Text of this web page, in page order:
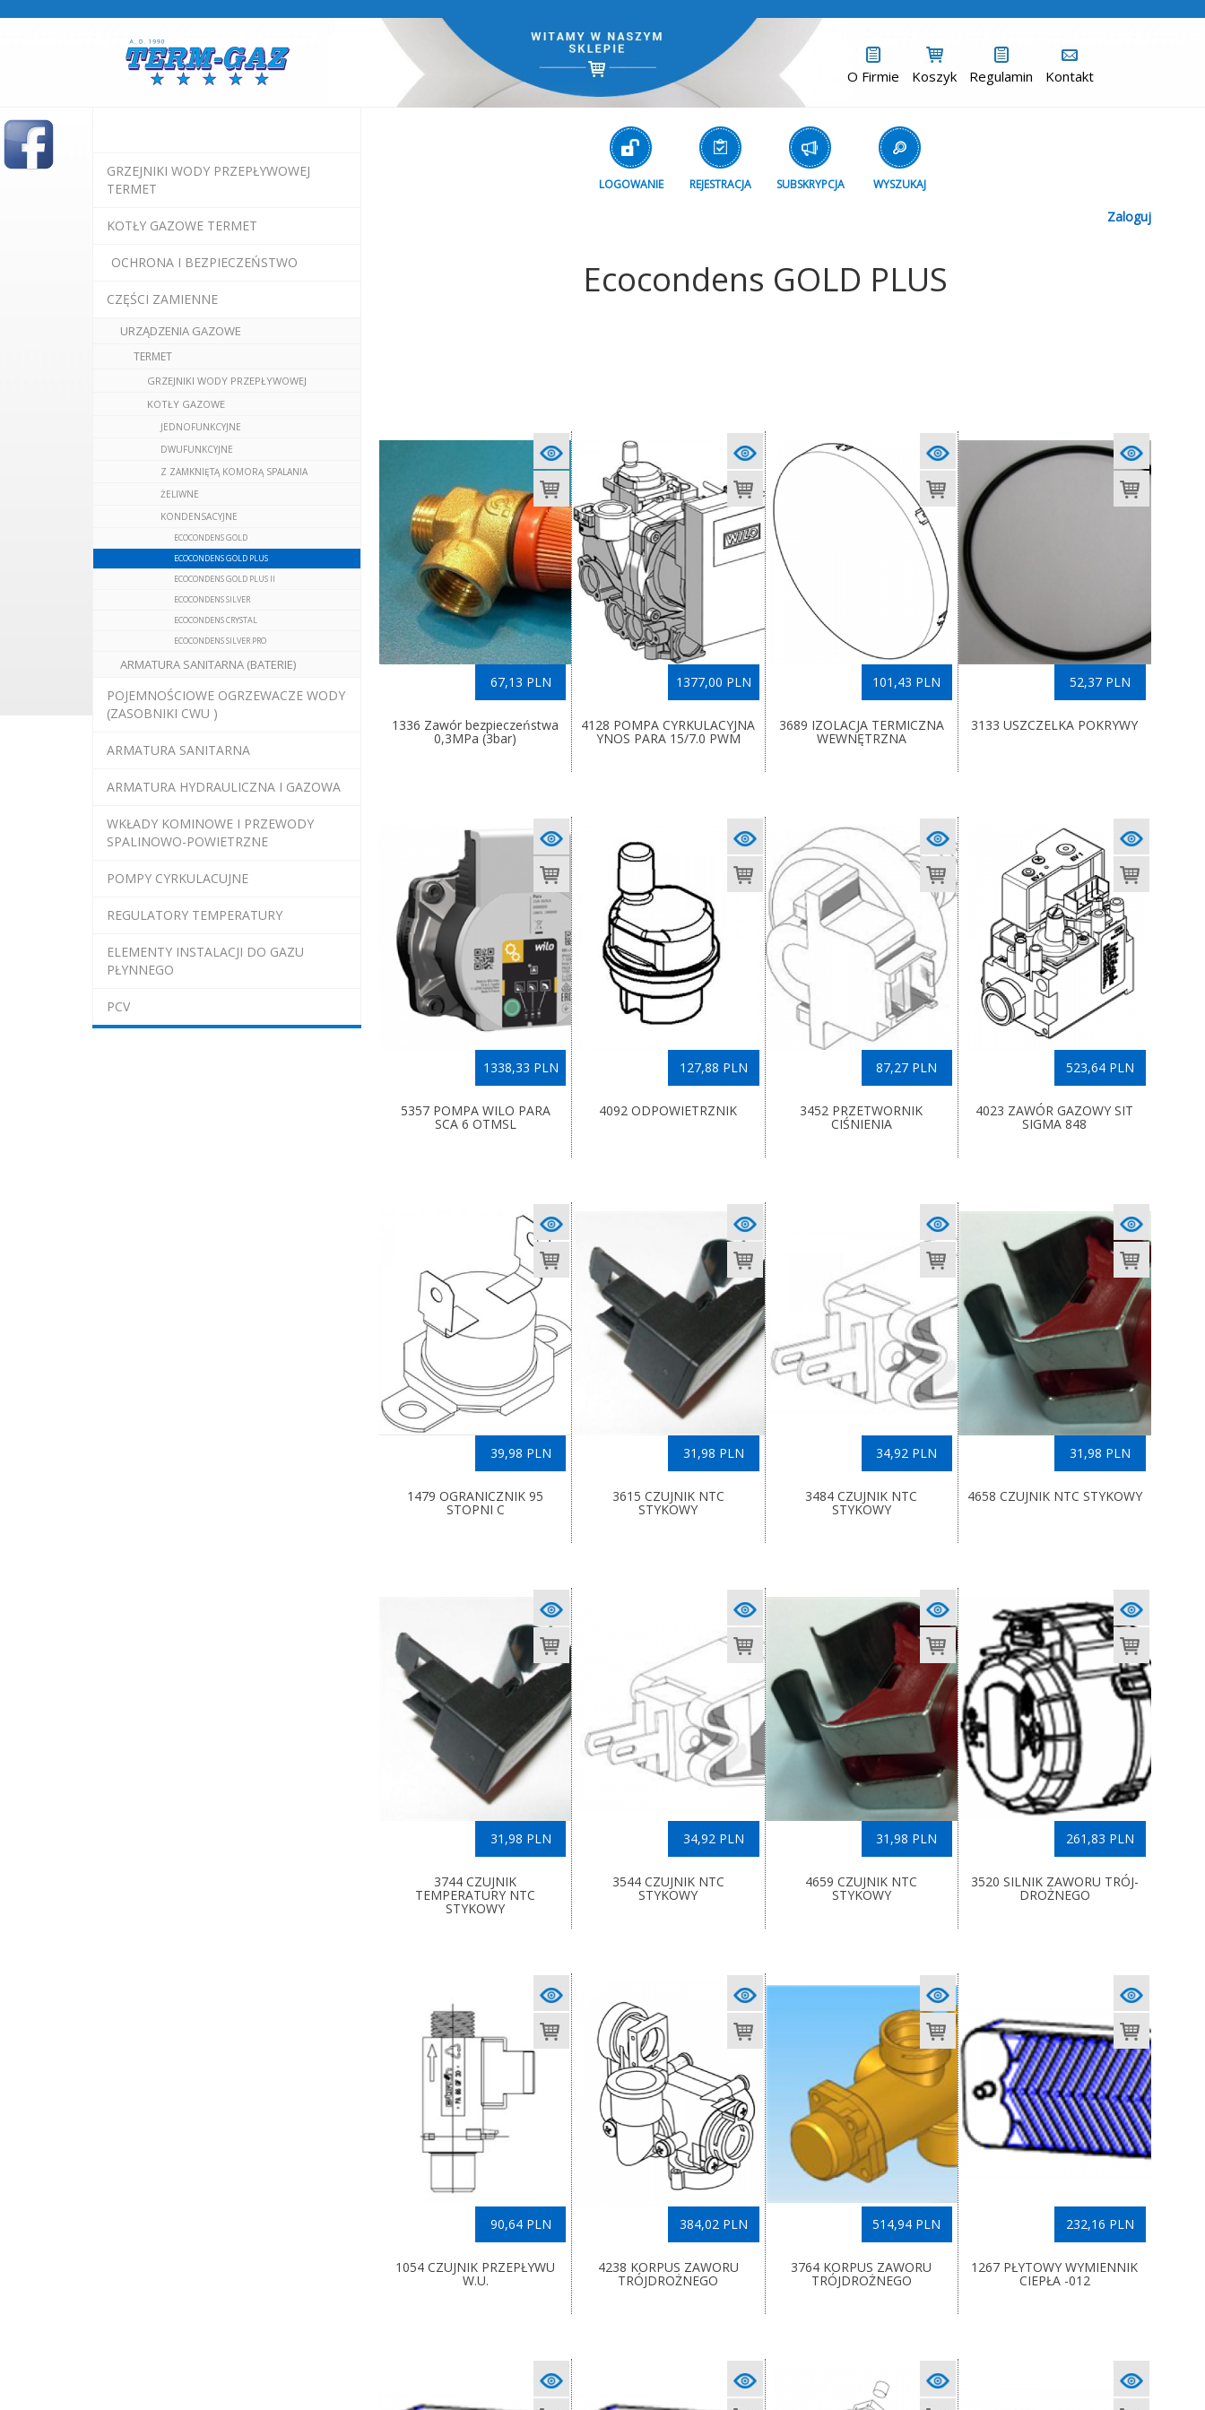
O Firmie Koszyk Regulamin Kontakt
GRZEJNIKI WODY PRZEPŁYWOWEJ
TERMET
KOTŁY GAZOWE TERMET
OCHRONA I BEZPIECZEŃSTWO
CZĘŚCI ZAMIENNE
URZĄDZENIA GAZOWE
TERMET
GRZEJNIKI WODY PRZEPŁYWOWEJ
KOTŁY GAZOWE
JEDNOFUNKCYJNE
DWUFUNKCYJNE
Z ZAMKNIĘTĄ KOMORĄ SPALANIA
ŻELIWNE
KONDENSACYJNE
ECOCONDENS GOLD
ECOCONDENS GOLD PLUS
ECOCONDENS GOLD PLUS II
ECOCONDENS SILVER
ECOCONDENS CRYSTAL
ECOCONDENS SILVER PRO
ARMATURA SANITARNA (BATERIE)
POJEMNOŚCIOWE OGRZEWACZE WODY
(ZASOBNIKI CWU )
ARMATURA SANITARNA
ARMATURA HYDRAULICZNA I GAZOWA
WKŁADY KOMINOWE I PRZEWODY
SPALINOWO-POWIETRZNE
POMPY CYRKULACUJNE
REGULATORY TEMPERATURY
ELEMENTY INSTALACJI DO GAZU
PŁYNNEGO
PCV
LOGOWANIE REJESTRACJA SUBSKRYPCJA WYSZUKAJ
Zaloguj
Ecocondens GOLD PLUS
67,13 PLN
1336 Zawór bezpieczeństwa
0,3MPa (3bar)
1377,00 PLN
4128 POMPA CYRKULACYJNA
YNOS PARA 15/7.0 PWM
101,43 PLN
3689 IZOLACJA TERMICZNA
WEWNĘTRZNA
52,37 PLN
3133 USZCZELKA POKRYWY
1338,33 PLN
5357 POMPA WILO PARA
SCA 6 OTMSL
127,88 PLN
4092 ODPOWIETRZNIK
87,27 PLN
3452 PRZETWORNIK
CIŚNIENIA
523,64 PLN
4023 ZAWÓR GAZOWY SIT
SIGMA 848
39,98 PLN
1479 OGRANICZNIK 95
STOPNI C
31,98 PLN
3615 CZUJNIK NTC
STYKOWY
34,92 PLN
3484 CZUJNIK NTC
STYKOWY
31,98 PLN
4658 CZUJNIK NTC STYKOWY
31,98 PLN
3744 CZUJNIK
TEMPERATURY NTC
STYKOWY
34,92 PLN
3544 CZUJNIK NTC
STYKOWY
31,98 PLN
4659 CZUJNIK NTC
STYKOWY
261,83 PLN
3520 SILNIK ZAWORU TRÓJ-
DROŻNEGO
90,64 PLN
1054 CZUJNIK PRZEPŁYWU
W.U.
384,02 PLN
4238 KORPUS ZAWORU
TRÓJDROŻNEGO
514,94 PLN
3764 KORPUS ZAWORU
TRÓJDROŻNEGO
232,16 PLN
1267 PŁYTOWY WYMIENNIK
CIEPŁA -012